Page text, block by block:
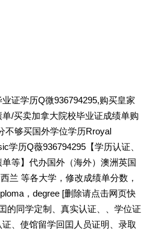
证学历Q微936794295,购买皇家
/买卖加拿大院校毕业证成绩单购
不够买国外学位学历Rroyal
学历Q薇936794295【学历认证、
等】代办国外（海外）澳洲英国
兰 等各大学，修改成绩单分数，
，degree [删除请点击网页快
的同学定制、真实认证、、学位证
、使馆留学回囯人员证明、录取